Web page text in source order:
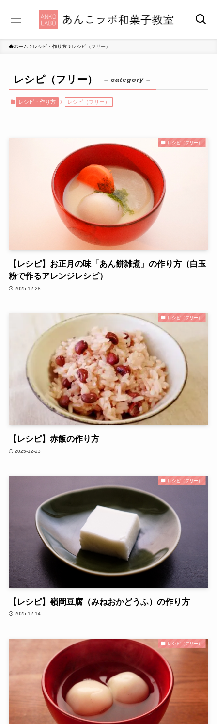
ホーム レシピ・作り方 レシピ（フリー）
レシピ（フリー） – category –
レシピ・作り方 レシピ（フリー）
レシピ（フリー）
【レシピ】お正月の味「あん餅雑煮」の作り方（白玉
粉で作るアレンジレシピ）
2025-12-28
レシピ（フリー）
【レシピ】赤飯の作り方
2025-12-23
レシピ（フリー）
【レシピ】嶺岡豆腐（みねおかどうふ）の作り方
2025-12-14
レシピ（フリー）